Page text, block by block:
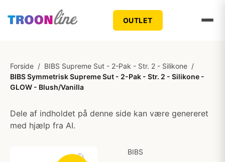
OUTLET
Forside / BIBS Supreme Sut - 2-Pak - Str. 2 - Silikone /
BIBS Symmetrisk Supreme Sut - 2-Pak - Str. 2 - Silikone -
GLOW - Blush/Vanilla
Dele af indholdet på denne side kan være genereret
med hjælp fra AI.
BIBS